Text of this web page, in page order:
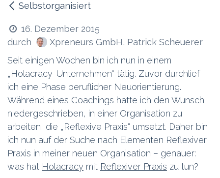
Selbstorganisiert
16. Dezember 2015
durch
Xpreneurs GmbH, Patrick Scheuerer
Seit einigen Wochen bin ich nun in einem
„Holacracy-Unternehmen“ tätig. Zuvor durchlief
ich eine Phase beruflicher Neuorientierung.
Während eines Coachings hatte ich den Wunsch
niedergeschrieben, in einer Organisation zu
arbeiten, die „Reflexive Praxis“ umsetzt. Daher bin
ich nun auf der Suche nach Elementen Reflexiver
Praxis in meiner neuen Organisation – genauer:
was hat Holacracy mit Reflexiver Praxis zu tun?